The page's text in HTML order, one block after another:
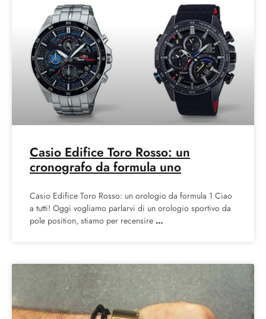
Casio Edifice Toro Rosso: un
cronografo da formula uno
Casio Edifice Toro Rosso: un orologio da formula 1 Ciao
a tutti! Oggi vogliamo parlarvi di un orologio sportivo da
pole position, stiamo per recensire